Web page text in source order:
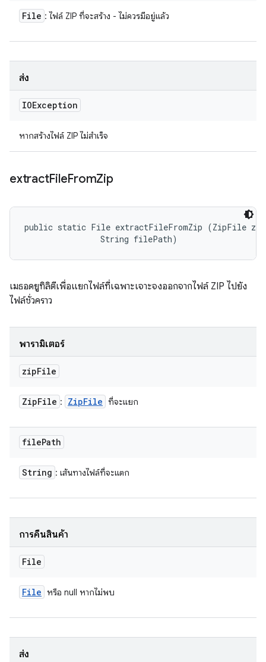
File : ไฟล์ ZIP ที่จะสร้าง - ไม่ควรมีอยู่แล้ว
ส่ง
IOException
หากสร้างไฟล์ ZIP ไม่สำเร็จ
extractFileFromZip
public static File extractFileFromZip (ZipFile
                String filePath)
เมธอดยูทิลิตีเพื่อแยกไฟล์ที่เฉพาะเจาะจงออกจากไฟล์ ZIP ไปยัง
ไฟล์ชั่วคราว
พารามิเตอร์
zipFile
ZipFile : ZipFile ที่จะแยก
filePath
String : เส้นทางไฟล์ที่จะแตก
การคืนสินค้า
File
File หรือ null หากไม่พบ
ส่ง